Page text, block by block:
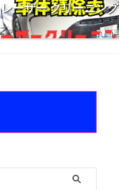
レーザー クリーニング